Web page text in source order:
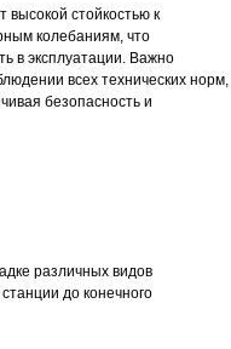
высокой стойкостью к
колебаниям, что
в эксплуатации. Важно
всех технических норм,
безопасность и
различных видов
до конечного